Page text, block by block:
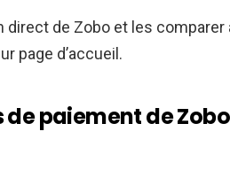
de Zobo et les comparer
page d’accueil.
paiement de Zobo